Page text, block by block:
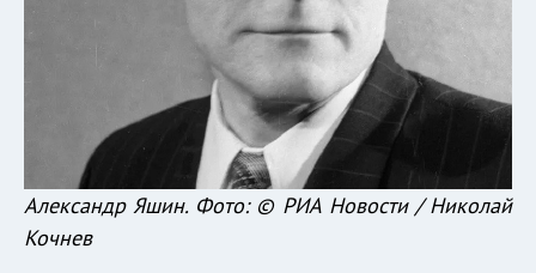
Александр Яшин. Фото: © РИА Новости / Николай
Кочнев